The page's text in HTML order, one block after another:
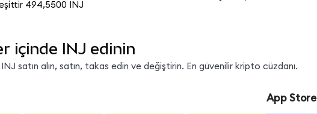
eşittir 494,5500 INJ
içinde INJ edinin
satın alın, satın, takas edin ve değiştirin. En güvenilir kripto cüzdanı.
App Store